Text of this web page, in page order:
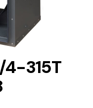
4-315T